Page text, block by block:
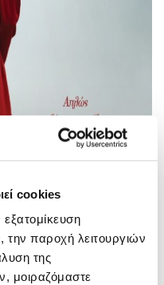
cookies
την παροχή λειτουργιών
της
μοιραζόμαστε